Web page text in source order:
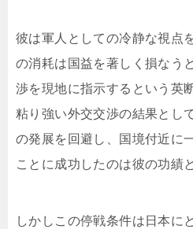
彼は軍人としての冷静な視点
の消耗は国益を著しく損なう
渉を現地に指示するという英
粘り強い外交交渉の結果とし
の発展を回避し、国境付近に
ことに成功したのは彼の功績
しかしこの停戦条件は日本に